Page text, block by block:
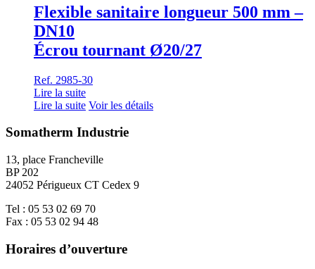
Flexible sanitaire longueur 500 mm –
DN10
Écrou tournant Ø20/27
Ref. 2985-30
Lire la suite
Lire la suite Voir les détails
Somatherm Industrie
13, place Francheville
BP 202
24052 Périgueux CT Cedex 9
Tel : 05 53 02 69 70
Fax : 05 53 02 94 48
Horaires d’ouverture